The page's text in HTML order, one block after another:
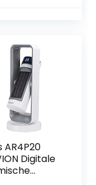
met
met
voor
en buiten
AR4P20
Digitale